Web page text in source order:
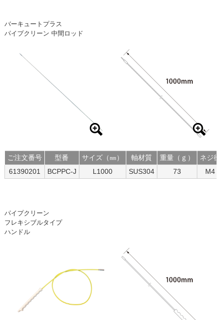
バーキュートプラス
パイプクリーン 中間ロッド
ご注文番号
型番
61390201
BCPPC-J
サイズ（㎜） 軸材質 重量（ｇ）
ネジ径
L1000
SUS304 73 M4
パイプクリーン
フレキシブルタイプ
ハンドル